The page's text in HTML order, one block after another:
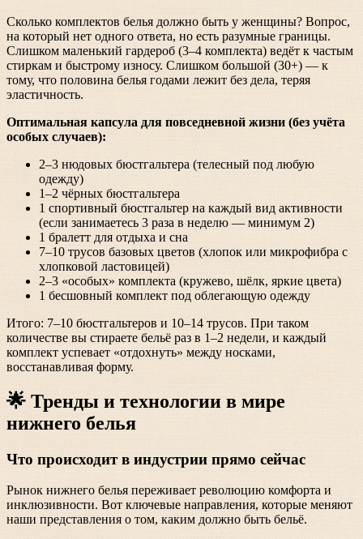
Сколько комплектов белья должно быть у женщины? Вопрос,
на который нет одного ответа, но есть разумные границы.
Слишком маленький гардероб (3–4 комплекта) ведёт к частым
стиркам и быстрому износу. Слишком большой (30+) — к
тому, что половина белья годами лежит без дела, теряя
эластичность.
Оптимальная капсула для повседневной жизни (без учёта
особых случаев):
2–3 нюдовых бюстгальтера (телесный под любую
одежду)
1–2 чёрных бюстгальтера
1 спортивный бюстгальтер на каждый вид активности
(если занимаетесь 3 раза в неделю — минимум 2)
1 бралетт для отдыха и сна
7–10 трусов базовых цветов (хлопок или микрофибра с
хлопковой ластовицей)
2–3 «особых» комплекта (кружево, шёлк, яркие цвета)
1 бесшовный комплект под облегающую одежду
Итого: 7–10 бюстгальтеров и 10–14 трусов. При таком
количестве вы стираете бельё раз в 1–2 недели, и каждый
комплект успевает «отдохнуть» между носками,
восстанавливая форму.
🌟 Тренды и технологии в мире
нижнего белья
Что происходит в индустрии прямо сейчас
Рынок нижнего белья переживает революцию комфорта и
инклюзивности. Вот ключевые направления, которые меняют
наши представления о том, каким должно быть бельё.